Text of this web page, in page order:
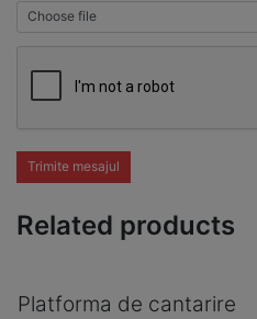
Choose file
Trimite mesajul
Related products
Platforma de cantarire